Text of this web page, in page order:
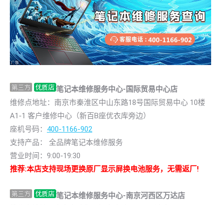
笔记本维修服务中心-国际贸易中心店
维修点地址：南京市秦淮区中山东路18号国际贸易中心 10楼
A1-1 客户维修中心（新百B座优衣库旁边）
座机号码： 400-1166-902
支持产品： 全品牌笔记本维修服务
营业时间：9:00-19:30
推荐:本店支持现场更换原厂显示屏换电池服务，无需返厂!
笔记本维修服务中心-南京河西区万达店